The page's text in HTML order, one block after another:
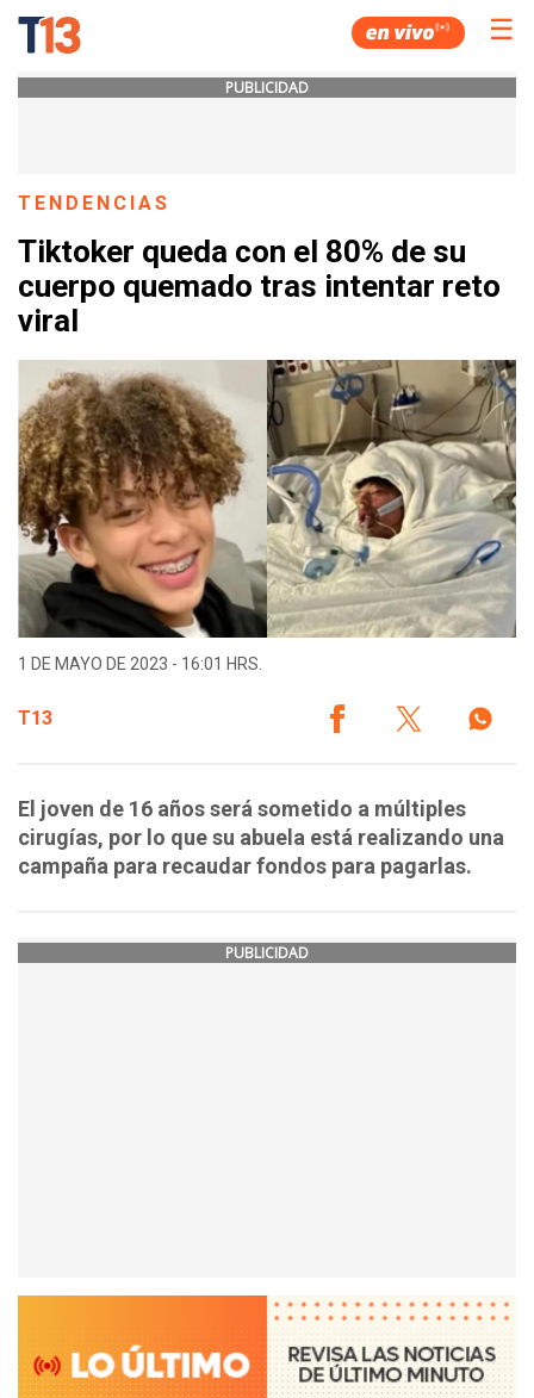
☰
PUBLICIDAD
TENDENCIAS
Tiktoker queda con el 80% de su
cuerpo quemado tras intentar reto
viral
1 DE MAYO DE 2023 - 16:01 HRS.
T13
El joven de 16 años será sometido a múltiples
cirugías, por lo que su abuela está realizando una
campaña para recaudar fondos para pagarlas.
PUBLICIDAD